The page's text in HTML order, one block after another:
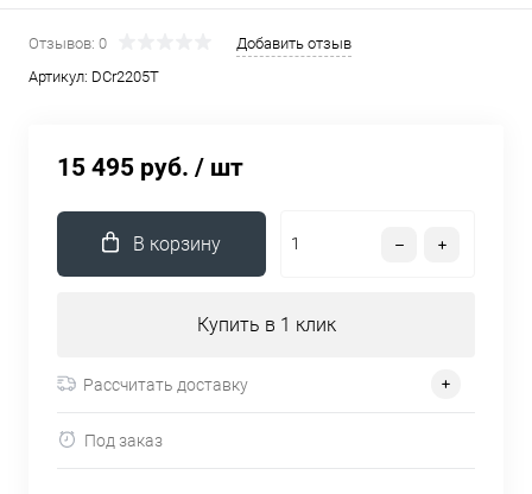
Отзывов: 0
Добавить отзыв
Артикул: DCr2205T
15 495 руб. / шт
В корзину
Купить в 1 клик
Рассчитать доставку
Под заказ